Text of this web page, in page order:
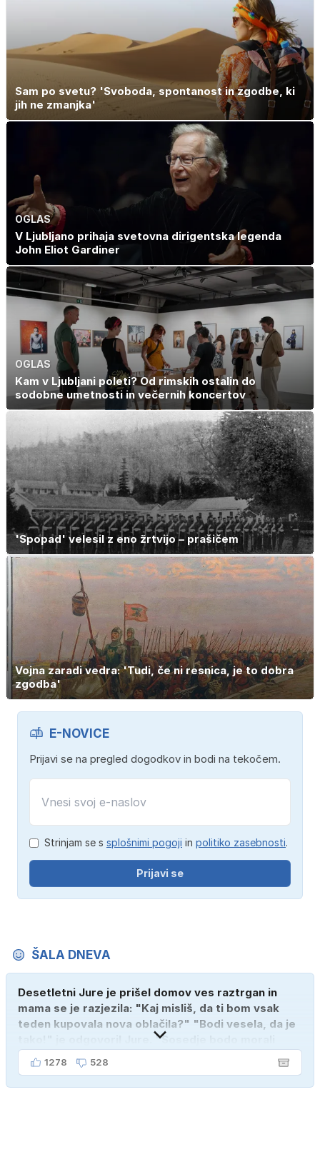
Sam po svetu? 'Svoboda, spontanost in zgodbe, ki
jih ne zmanjka'
OGLAS
V Ljubljano prihaja svetovna dirigentska legenda
John Eliot Gardiner
OGLAS
Kam v Ljubljani poleti? Od rimskih ostalin do
sodobne umetnosti in večernih koncertov
'Spopad' velesil z eno žrtvijo – prašičem
Vojna zaradi vedra: 'Tudi, če ni resnica, je to dobra
zgodba'
E-NOVICE
Prijavi se na pregled dogodkov in bodi na tekočem.
Strinjam se s splošnimi pogoji in politiko zasebnosti.
Prijavi se
ŠALA DNEVA
Desetletni Jure je prišel domov ves raztrgan in
mama se je razjezila: "Kaj misliš, da ti bom vsak
teden kupovala nova oblačila?" "Bodi vesela, da je
tako!" je odgovoril Jure. "Sosedje bodo morali
kupiti novega sina, tako sem ga prebutal!"
1278 528